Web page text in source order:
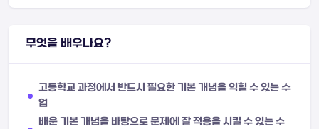
무엇을 배우나요?
고등학교 과정에서 반드시 필요한 기본 개념을 익힐 수 있는 수
업
배운 기본 개념을 바탕으로 문제에 잘 적용을 시킬 수 있는 수